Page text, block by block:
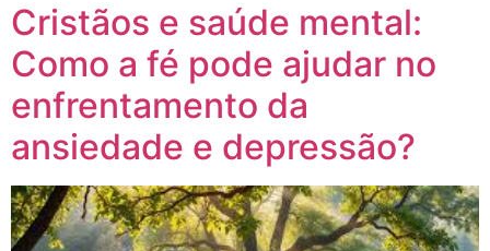
Cristãos e saúde mental:
Como a fé pode ajudar no
enfrentamento da
ansiedade e depressão?